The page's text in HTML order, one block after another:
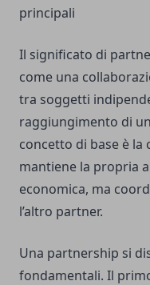
principali
Il significato di
come una
tra soggetti
raggiungimento di
concetto di base è
mantiene la propria
economica, ma
l’altro partner.
Una partnership si
fondamentali. Il